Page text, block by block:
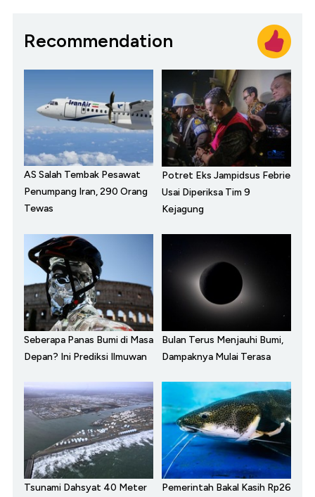
Recommendation
AS Salah Tembak Pesawat
Penumpang Iran, 290 Orang
Tewas
Potret Eks Jampidsus Febrie
Usai Diperiksa Tim 9
Kejagung
Seberapa Panas Bumi di Masa
Depan? Ini Prediksi Ilmuwan
Bulan Terus Menjauhi Bumi,
Dampaknya Mulai Terasa
Tsunami Dahsyat 40 Meter
Pemerintah Bakal Kasih Rp26